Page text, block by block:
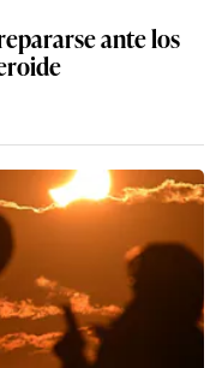
ante los